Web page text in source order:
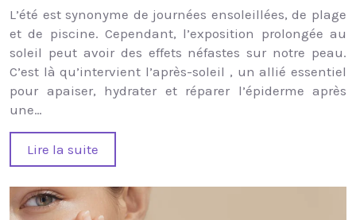
L’été est synonyme de journées ensoleillées, de plage
et de piscine. Cependant, l’exposition prolongée au
soleil peut avoir des effets néfastes sur notre peau.
C’est là qu’intervient l’après-soleil , un allié essentiel
pour apaiser, hydrater et réparer l’épiderme après
une…
Lire la suite